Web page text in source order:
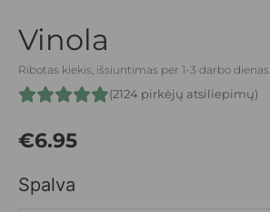
Vinola
Ribotas kiekis, išsiuntimas per 1-3 darbo dienas.
(2124 pirkėjų atsiliepimų)
€6.95
Spalva